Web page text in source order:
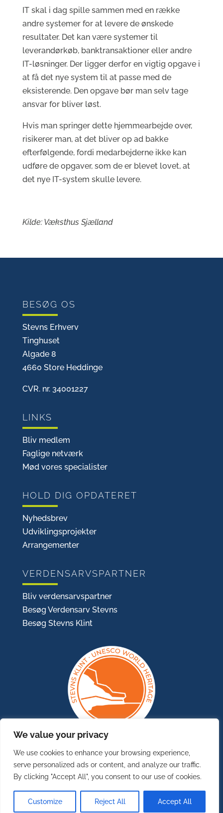
We value your privacy
We use cookies to enhance your browsing experience,
serve personalized ads or content, and analyze our traffic.
By clicking "Accept All", you consent to our use of cookies.
Customize Reject All Accept All
IT skal i dag spille sammen med en række
andre systemer for at levere de ønskede
resultater. Det kan være systemer til
leverandørkøb, banktransaktioner eller andre
IT-løsninger. Der ligger derfor en vigtig opgave i
at få det nye system til at passe med de
eksisterende. Den opgave bør man selv tage
ansvar for bliver løst.
Hvis man springer dette hjemmearbejde over,
risikerer man, at det bliver op ad bakke
efterfølgende, fordi medarbejderne ikke kan
udføre de opgaver, som de er blevet lovet, at
det nye IT-system skulle levere.
Kilde: Væksthus Sjælland
BESØG OS
Stevns Erhverv
Tinghuset
Algade 8
4660 Store Heddinge
CVR. nr. 34001227
LINKS
Bliv medlem
Faglige netværk
Mød vores specialister
HOLD DIG OPDATERET
Nyhedsbrev
Udviklingsprojekter
Arrangementer
VERDENSARVSPARTNER
Bliv verdensarvspartner
Besøg Verdensarv Stevns
Besøg Stevns Klint